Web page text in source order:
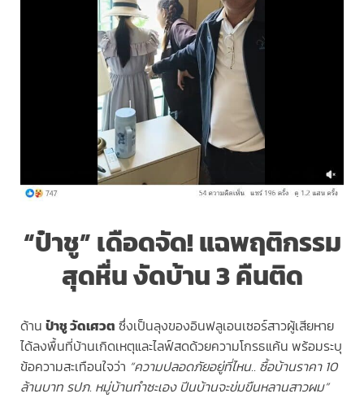
“ป๋าชู” เดือดจัด! แฉพฤติกรรม
สุดหื่น งัดบ้าน 3 คืนติด
ด้าน ป๋าชู วัดเศวต ซึ่งเป็นลุงของอินฟลูเอนเซอร์สาวผู้เสียหาย
ได้ลงพื้นที่บ้านเกิดเหตุและไลฟ์สดด้วยความโกรธแค้น พร้อมระบุ
ข้อความสะเทือนใจว่า “ความปลอดภัยอยู่ที่ไหน.. ซื้อบ้านราคา 10
ล้านบาท รปภ. หมู่บ้านทำซะเอง ปีนบ้านจะข่มขืนหลานสาวผม”